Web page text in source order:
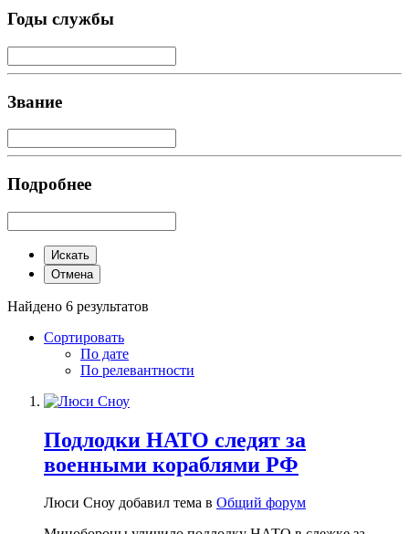
Годы службы
Звание
Подробнее
Искать
Отмена
Найдено 6 результатов
Сортировать
По дате
По релевантности
Подлодки НАТО следят за
военными кораблями РФ
Люси Сноу добавил тема в Общий форум